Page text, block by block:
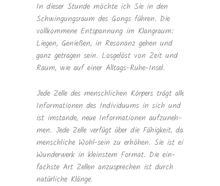
In dieser Stunde möchte ich Sie in den
Schwingungsraum des Gongs führen. Die
vollkommene Entspannung im Klangraum:
Liegen, Genießen, in Resonanz gehen und
ganz getragen sein. Losgelöst von Zeit und
Raum, wie auf einer Alltags-Ruhe-Insel.
Jede Zelle des mensch­li­chen Kör­pers trägt alle
Infor­ma­tio­nen des Indi­vi­du­ums in sich und
ist imstande, neue Infor­ma­tio­nen auf­zu­neh­
men. Jede Zelle ver­fügt über die Fähig­keit, das
mensch­li­che Wohl-sein zu erhö­hen. Sie ist ein
Wun­der­werk in kleins­tem For­mat. Die ein­
fachste Art Zel­len anzu­spre­chen ist durch
natür­li­che Klänge.